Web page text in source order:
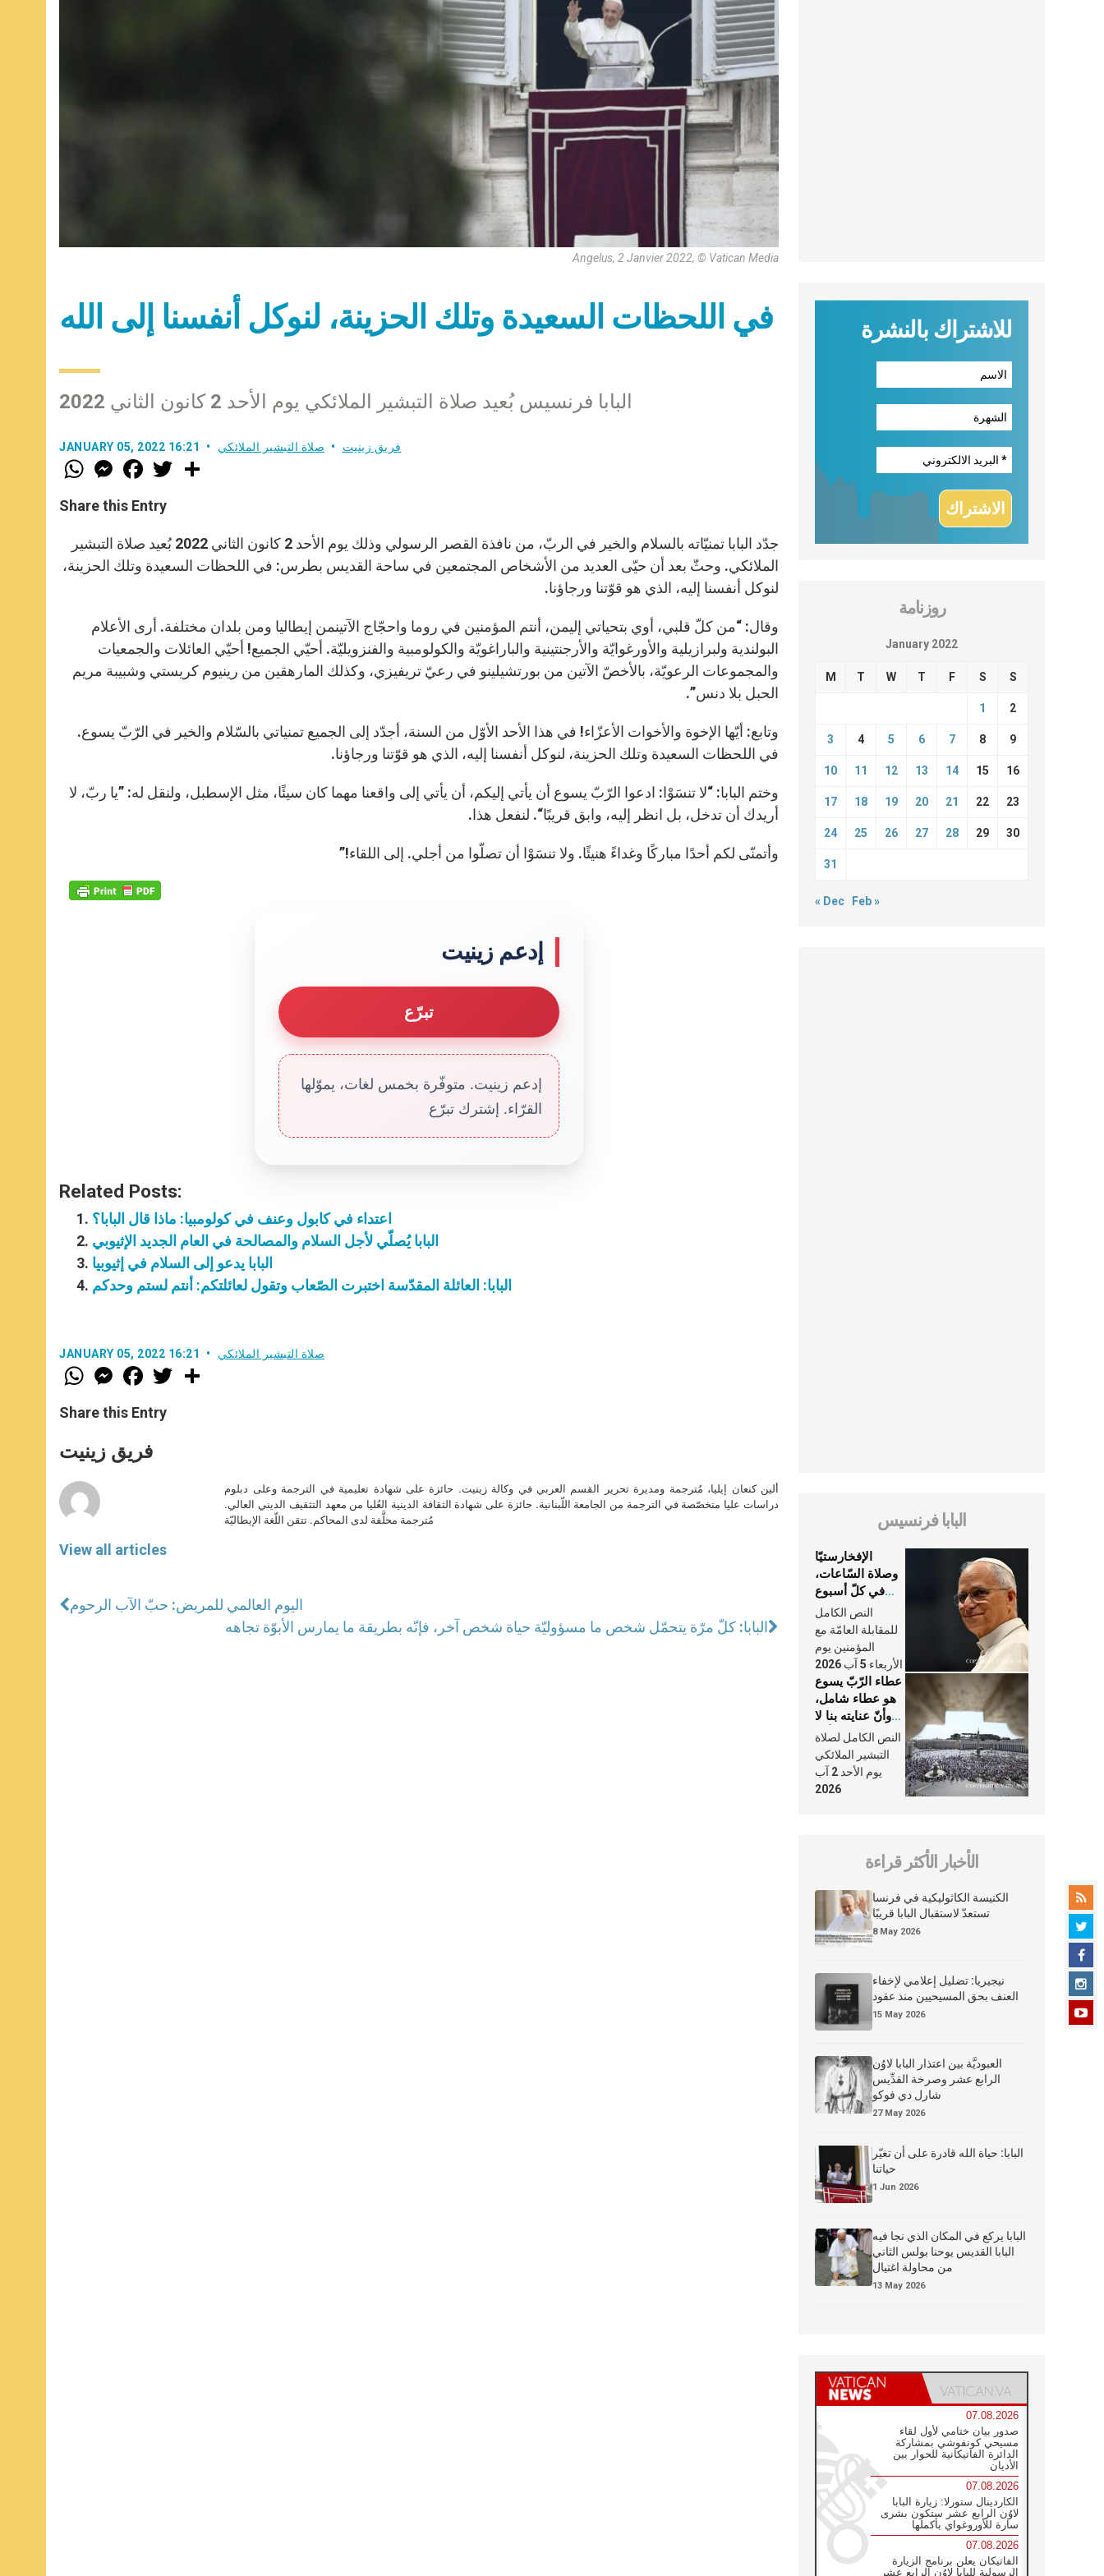
Angelus, 2 Janvier 2022, © Vatican Media
في اللحظات السعيدة وتلك الحزينة، لنوكل أنفسنا إلى الله
البابا فرنسيس بُعيد صلاة التبشير الملائكي يوم الأحد 2 كانون الثاني 2022
JANUARY 05, 2022 16:21 فريق زينيت صلاة التبشير الملائكي
W
h
t
s
p
p
M
e
s
e
g
e
r
F
a
e
b
o
k
w
r
Share this Entry
جدّد البابا تمنيّاته بالسلام والخير في الربّ، من نافذة القصر الرسولي وذلك يوم الأحد 2 كانون الثاني 2022 بُعيد صلاة التبشير
الملائكي. وحثّ بعد أن حيّى العديد من الأشخاص المجتمعين في ساحة القديس بطرس: في اللحظات السعيدة وتلك الحزينة،
لنوكل أنفسنا إليه، الذي هو قوّتنا ورجاؤنا.
وقال: “من كلّ قلبي، أوي بتحياتي إليمن، أنتم المؤمنين في روما واحجّاج الآتينمن إيطاليا ومن بلدان مختلفة. أرى الأعلام
البولندية ولبرازيلية والأورغوايّة والأرجنتينية والباراغويّة والكولومبية والفنزويليّة. أحيّي الجميع! أحيّي العائلات والجمعيات
والمجموعات الرعويّة، بالأخصّ الآتين من بورتشيلينو في رعيّ تريفيزي، وكذلك المارهقين من رينيوم كريستي وشبيبة مريم
الحبل بلا دنس”.
وتابع: أيّها الإخوة والأخوات الأعزّاء! في هذا الأحد الأوّل من السنة، أجدّد إلى الجميع تمنياتي بالسّلام والخير في الرّبّ يسوع.
في اللحظات السعيدة وتلك الحزينة، لنوكل أنفسنا إليه، الذي هو قوّتنا ورجاؤنا.
وختم البابا: “لا تنسَوْا: ادعوا الرّبّ يسوع أن يأتي إليكم، أن يأتي إلى واقعنا مهما كان سيئًا، مثل الإسطبل، ولنقل له: ”يا ربّ، لا
أريدك أن تدخل، بل انظر إليه، وابق قريبًا“. لنفعل هذا.
وأتمنّى لكم أحدًا مباركًا وغداءً هنيئًا. ولا تنسَوْا أن تصلّوا من أجلي. إلى اللقاء!”
إدعم زينيت
تبرّع
إدعم زينيت. متوفّرة بخمس لغات، يموّلها
القرّاء. إشترك تبرّع
Related Posts:
اعتداء في كابول وعنف في كولومبيا: ماذا قال البابا؟
البابا يُصلّي لأجل السلام والمصالحة في العام الجديد الإثيوبي
البابا يدعو إلى السلام في إثيوبيا
البابا: العائلة المقدّسة اختبرت الصّعاب وتقول لعائلتكم: أنتم لستم وحدكم
JANUARY 05, 2022 16:21 صلاة التبشير الملائكي
W
h
t
s
p
p
M
e
s
e
g
e
F
a
e
b
o
k
w
Share this Entry
فريق زينيت
View all articles
ألين كنعان إيليا، مُترجمة ومديرة تحرير القسم العربي في وكالة زينيت. حائزة على شهادة تعليمية في الترجمة وعلى دبلوم
دراسات عليا متخصّصة في الترجمة من الجامعة اللّبنانية. حائزة على شهادة الثقافة الدينية العُليا من معهد التثقيف الديني العالي.
مُترجمة محلَّفة لدى المحاكم. تتقن اللّغة الإيطاليّة
اليوم العالمي للمريض: حبّ الآب الرحوم
البابا: كلّ مرّة يتحمّل شخص ما مسؤوليّة حياة شخص آخر، فإنّه بطريقة ما يمارس الأبوّة تجاهه
للاشتراك بالنشرة
روزنامة
January 2022
M T W T F S S
1 2
3 4 5 6 7 8 9
10 11 12 13 14 15 16
17 18 19 20 21 22 23
24 25 26 27 28 29 30
31
« Dec Feb »
البابا فرنسيس
الإفخارستيّا
وصلاة السّاعات،
في كلّ أسبوع
وكلّ يوم، هما
النَّفَس في حياة
الكنيسة
النص الكامل
للمقابلة العامّة مع
المؤمنين يوم
الأربعاء 5 آب 2026
عطاء الرّبّ يسوع
هو عطاء شامل،
وأنّ عنايته بنا لا
تغيب عنّا أبدًا
النص الكامل لصلاة
التبشير الملائكي
يوم الأحد 2 آب
2026
الأخبار الأكثر قراءة
الكنيسة الكاثوليكية في فرنسا
تستعدّ لاستقبال البابا قريبًا
8 May 2026
نيجيريا: تضليل إعلامي لإخفاء
العنف بحق المسيحيين منذ عقود
15 May 2026
العبوديَّة بين اعتذار البابا لاوُن
الرابع عشر وصرخة القدِّيس
شارل دي فوكو
27 May 2026
البابا: حياة الله قادرة على أن تغيّر
حياتنا
1 Jun 2026
البابا يركع في المكان الذي نجا فيه
البابا القديس يوحنا بولس الثاني
من محاولة اغتيال
13 May 2026
07.08.2026
صدور بيان ختامي لأول لقاء
مسيحي كونفوشي بمشاركة
الدائرة الفاتيكانية للحوار بين
الأديان
07.08.2026
الكاردينال ستورلا: زيارة البابا
لاوُن الرابع عشر ستكون بشرى
سارة للأوروغواي بأكملها
07.08.2026
الفاتيكان يعلن برنامج الزيارة
الرسولية للبابا لاوُن الرابع عشر